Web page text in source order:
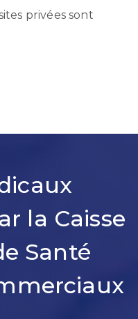
privées sont
la Caisse
Santé